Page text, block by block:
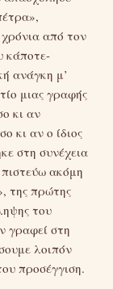
από τον
κάποτε-
ανάγκη μ’
μιας γραφής
κι αν
κι αν ο ίδιος
στη συνέχεια
πιστεύω ακόμη
της πρώτης
του
γραφεί στη
λοιπόν
προσέγγιση.